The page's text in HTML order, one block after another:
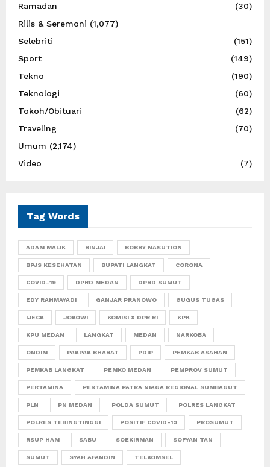
Ramadan
(30)
Rilis & Seremoni (1,077)
Selebriti
(151)
Sport
(149)
Tekno
(190)
Teknologi
(60)
Tokoh/Obituari
(62)
Traveling
(70)
Umum (2,174)
Video
(7)
Tag Words
ADAM MALIK BINJAI BOBBY NASUTION
BPJS KESEHATAN BUPATI LANGKAT CORONA
COVID-19 DPRD MEDAN DPRD SUMUT
EDY RAHMAYADI GANJAR PRANOWO GUGUS TUGAS
IJECK JOKOWI KOMISI X DPR RI KPK
KPU MEDAN LANGKAT MEDAN NARKOBA
ONDIM PAKPAK BHARAT PDIP PEMKAB ASAHAN
PEMKAB LANGKAT PEMKO MEDAN PEMPROV SUMUT
PERTAMINA PERTAMINA PATRA NIAGA REGIONAL SUMBAGUT
PLN PN MEDAN POLDA SUMUT POLRES LANGKAT
POLRES TEBINGTINGGI POSITIF COVID-19 PROSUMUT
RSUP HAM SABU SOEKIRMAN SOFYAN TAN
SUMUT SYAH AFANDIN TELKOMSEL